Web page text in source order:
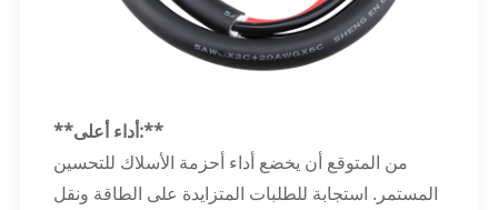
**أداء أعلى:**
من المتوقع أن يخضع أداء أحزمة الأسلاك للتحسين
المستمر. استجابة للطلبات المتزايدة على الطاقة ونقل